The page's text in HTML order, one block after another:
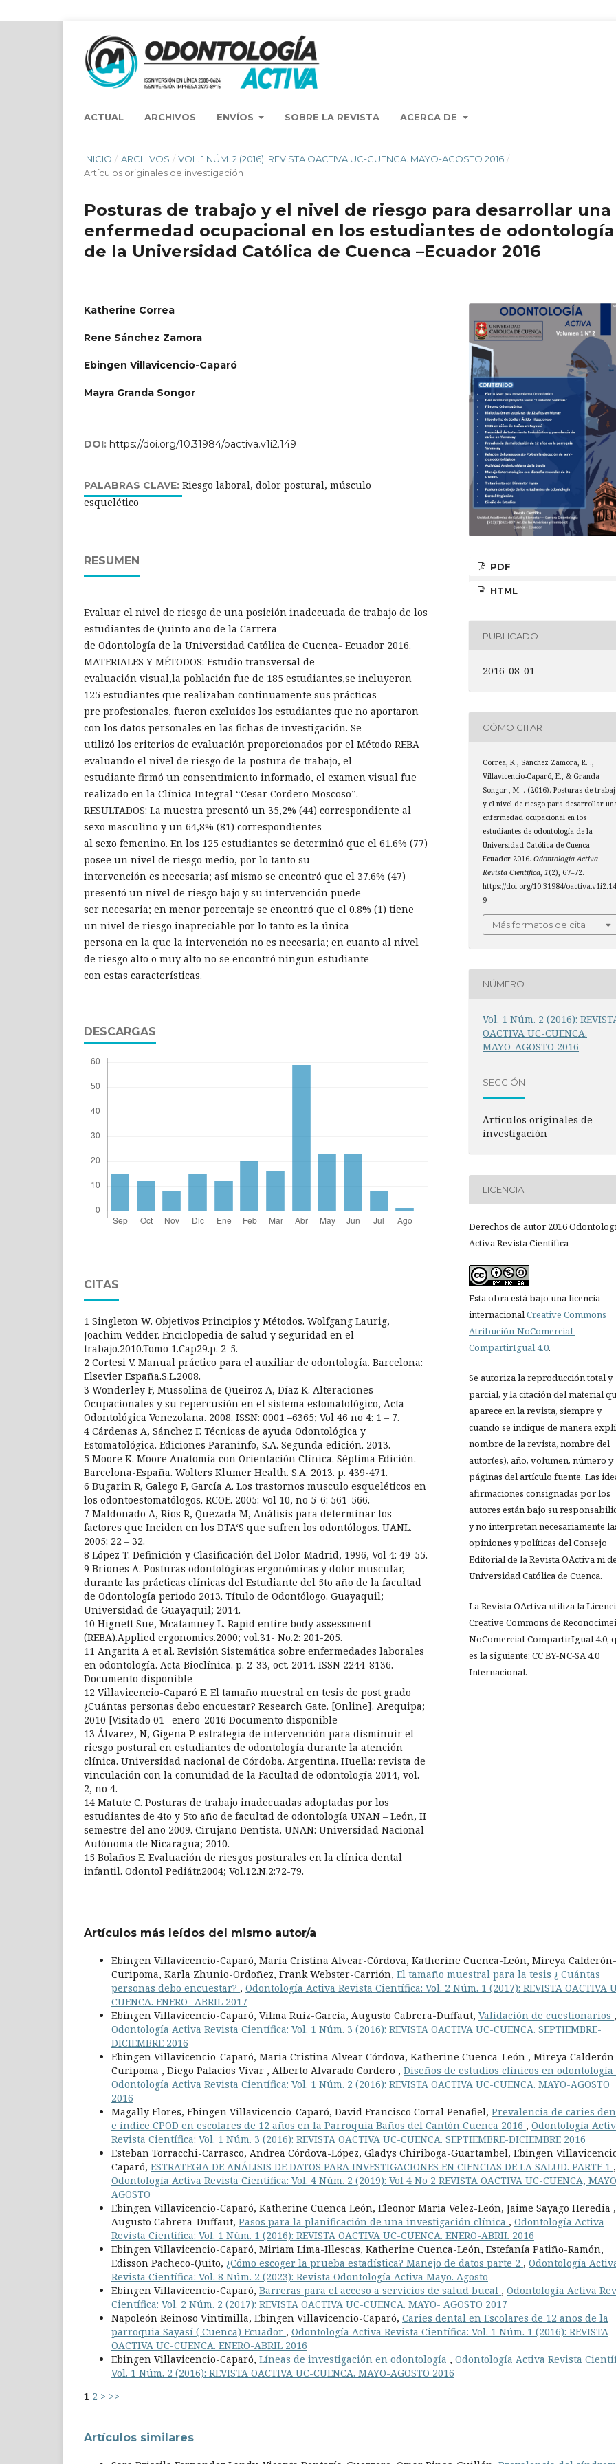
ACTUAL ARCHIVOS ENVÍOS SOBRE LA REVISTA ACERCA DE
INICIO / ARCHIVOS / VOL. 1 NÚM. 2 (2016): REVISTA OACTIVA UC-CUENCA. MAYO-AGOSTO 2016 /
Artículos originales de investigación
Posturas de trabajo y el nivel de riesgo para desarrollar una
enfermedad ocupacional en los estudiantes de odontología
de la Universidad Católica de Cuenca –Ecuador 2016
Katherine Correa
Rene Sánchez Zamora
Ebingen Villavicencio-Caparó
Mayra Granda Songor
DOI: https://doi.org/10.31984/oactiva.v1i2.149
PALABRAS CLAVE: Riesgo laboral, dolor postural, músculo
esquelético
RESUMEN
Evaluar el nivel de riesgo de una posición inadecuada de trabajo de los
estudiantes de Quinto año de la Carrera
de Odontología de la Universidad Católica de Cuenca- Ecuador 2016.
MATERIALES Y MÉTODOS: Estudio transversal de
evaluación visual,la población fue de 185 estudiantes,se incluyeron
125 estudiantes que realizaban continuamente sus prácticas
pre profesionales, fueron excluidos los estudiantes que no aportaron
con los datos personales en las fichas de investigación. Se
utilizó los criterios de evaluación proporcionados por el Método REBA
evaluando el nivel de riesgo de la postura de trabajo, el
estudiante firmó un consentimiento informado, el examen visual fue
realizado en la Clínica Integral “Cesar Cordero Moscoso”.
RESULTADOS: La muestra presentó un 35,2% (44) correspondiente al
sexo masculino y un 64,8% (81) correspondientes
al sexo femenino. En los 125 estudiantes se determinó que el 61.6% (77)
posee un nivel de riesgo medio, por lo tanto su
intervención es necesaria; así mismo se encontró que el 37.6% (47)
presentó un nivel de riesgo bajo y su intervención puede
ser necesaria; en menor porcentaje se encontró que el 0.8% (1) tiene
un nivel de riesgo inapreciable por lo tanto es la única
persona en la que la intervención no es necesaria; en cuanto al nivel
de riesgo alto o muy alto no se encontró ningun estudiante
con estas características.
DESCARGAS
CITAS
1 Singleton W. Objetivos Principios y Métodos. Wolfgang Laurig,
Joachim Vedder. Enciclopedia de salud y seguridad en el
trabajo.2010.Tomo 1.Cap29.p. 2-5.
2 Cortesi V. Manual práctico para el auxiliar de odontología. Barcelona:
Elsevier España.S.L.2008.
3 Wonderley F, Mussolina de Queiroz A, Díaz K. Alteraciones
Ocupacionales y su repercusión en el sistema estomatológico, Acta
Odontológica Venezolana. 2008. ISSN: 0001 –6365; Vol 46 no 4: 1 – 7.
4 Cárdenas A, Sánchez F. Técnicas de ayuda Odontológica y
Estomatológica. Ediciones Paraninfo, S.A. Segunda edición. 2013.
5 Moore K. Moore Anatomía con Orientación Clínica. Séptima Edición.
Barcelona-España. Wolters Klumer Health. S.A. 2013. p. 439-471.
6 Bugarin R, Galego P, García A. Los trastornos musculo esqueléticos en
los odontoestomatólogos. RCOE. 2005: Vol 10, no 5-6: 561-566.
7 Maldonado A, Ríos R, Quezada M, Análisis para determinar los
factores que Inciden en los DTA‘S que sufren los odontólogos. UANL.
2005: 22 – 32.
8 López T. Definición y Clasificación del Dolor. Madrid, 1996, Vol 4: 49-55.
9 Briones A. Posturas odontológicas ergonómicas y dolor muscular,
durante las prácticas clínicas del Estudiante del 5to año de la facultad
de Odontología periodo 2013. Título de Odontólogo. Guayaquil;
Universidad de Guayaquil; 2014.
10 Hignett Sue, Mcatamney L. Rapid entire body assessment
(REBA).Applied ergonomics.2000; vol.31- No.2: 201-205.
11 Angarita A et al. Revisión Sistemática sobre enfermedades laborales
en odontología. Acta Bioclínica. p. 2-33, oct. 2014. ISSN 2244-8136.
Documento disponible
12 Villavicencio-Caparó E. El tamaño muestral en tesis de post grado
¿Cuántas personas debo encuestar? Research Gate. [Online]. Arequipa;
2010 [Visitado 01 –enero-2016 Documento disponible
13 Álvarez, N, Gigena P. estrategia de intervención para disminuir el
riesgo postural en estudiantes de odontología durante la atención
clínica. Universidad nacional de Córdoba. Argentina. Huella: revista de
vinculación con la comunidad de la Facultad de odontología 2014, vol.
2, no 4.
14 Matute C. Posturas de trabajo inadecuadas adoptadas por los
estudiantes de 4to y 5to año de facultad de odontología UNAN – León, II
semestre del año 2009. Cirujano Dentista. UNAN: Universidad Nacional
Autónoma de Nicaragua; 2010.
15 Bolaños E. Evaluación de riesgos posturales en la clínica dental
infantil. Odontol Pediátr.2004; Vol.12.N.2:72-79.
PDF
HTML
PUBLICADO
2016-08-01
CÓMO CITAR
Correa, K., Sánchez Zamora, R. .,
Villavicencio-Caparó, E., & Granda
Songor , M. . (2016). Posturas de
y el nivel de riesgo para desarrollar
enfermedad ocupacional en los
estudiantes de odontología de la
Universidad Católica de Cuenca –
Ecuador 2016.Odontología Activa
Revista Científica,1(2), 67–72.
https://doi.org/10.31984/
9
Más formatos de cita
NÚMERO
Vol. 1 Núm. 2 (2016):
OACTIVA UC-CUENCA.
MAYO-AGOSTO 2016
SECCIÓN
Artículos originales de
investigación
LICENCIA
Derechos de autor 2016
Activa Revista Científica
Esta obra está bajo una licencia
internacionalCreative Commons
Atribución-NoComercial-
CompartirIgual 4.0.
Se autoriza la reproducción total y
parcial, y la citación del material
aparece en la revista, siempre y
cuando se indique de manera
nombre de la revista, nombre del
autor(es), año, volumen, número y
páginas del artículo fuente. Las
afirmaciones consignadas por los
autores están bajo su
y no interpretan necesariamente
opiniones y políticas del Consejo
Editorial de la Revista OActiva ni
Universidad Católica de Cuenca.
La Revista OActiva utiliza la
Creative Commons de
NoComercial-CompartirIgual 4.0,
es la siguiente: CC BY-NC-SA 4.0
Internacional.
Artículos más leídos del mismo autor/a
Ebingen Villavicencio-Caparó, María Cristina Alvear-Córdova, Katherine Cuenca-León, Mireya Calderón-
Curipoma, Karla Zhunio-Ordoñez, Frank Webster-Carrión, El tamaño muestral para la tesis ¿ Cuántas
personas debo encuestar? , Odontología Activa Revista Científica: Vol. 2 Núm. 1 (2017): REVISTA OACTIVA
CUENCA. ENERO- ABRIL 2017
Ebingen Villavicencio-Caparó, Vilma Ruiz-García, Augusto Cabrera-Duffaut, Validación de cuestionarios ,
Odontología Activa Revista Científica: Vol. 1 Núm. 3 (2016): REVISTA OACTIVA UC-CUENCA. SEPTIEMBRE-
DICIEMBRE 2016
Ebingen Villavicencio-Caparó, Maria Cristina Alvear Córdova, Katherine Cuenca-León , Mireya
Curipoma , Diego Palacios Vivar , Alberto Alvarado Cordero , Diseños de estudios clínicos en odontología
Odontología Activa Revista Científica: Vol. 1 Núm. 2 (2016): REVISTA OACTIVA UC-CUENCA. MAYO-AGOSTO
2016
Magally Flores, Ebingen Villavicencio-Caparó, David Francisco Corral Peñafiel, Prevalencia de caries
e índice CPOD en escolares de 12 años en la Parroquia Baños del Cantón Cuenca 2016 , Odontología
Revista Científica: Vol. 1 Núm. 3 (2016): REVISTA OACTIVA UC-CUENCA. SEPTIEMBRE-DICIEMBRE 2016
Esteban Torracchi-Carrasco, Andrea Córdova-López, Gladys Chiriboga-Guartambel, Ebingen
Caparó, ESTRATEGIA DE ANÁLISIS DE DATOS PARA INVESTIGACIONES EN CIENCIAS DE LA SALUD. PARTE 1 ,
Odontología Activa Revista Científica: Vol. 4 Núm. 2 (2019): Vol 4 No 2 REVISTA OACTIVA UC-CUENCA,
AGOSTO
Ebingen Villavicencio-Caparó, Katherine Cuenca León, Eleonor Maria Velez-León, Jaime Sayago Heredia ,
Augusto Cabrera-Duffaut, Pasos para la planificación de una investigación clínica , Odontología Activa
Revista Científica: Vol. 1 Núm. 1 (2016): REVISTA OACTIVA UC-CUENCA. ENERO-ABRIL 2016
Ebingen Villavicencio-Caparó, Miriam Lima-Illescas, Katherine Cuenca-León, Estefanía Patiño-Ramón,
Edisson Pacheco-Quito, ¿Cómo escoger la prueba estadística? Manejo de datos parte 2 , Odontología
Revista Científica: Vol. 8 Núm. 2 (2023): Revista Odontología Activa Mayo. Agosto
Ebingen Villavicencio-Caparó, Barreras para el acceso a servicios de salud bucal , Odontología Activa
Científica: Vol. 2 Núm. 2 (2017): REVISTA OACTIVA UC-CUENCA. MAYO- AGOSTO 2017
Napoleón Reinoso Vintimilla, Ebingen Villavicencio-Caparó, Caries dental en Escolares de 12 años de la
parroquia Sayasí ( Cuenca) Ecuador , Odontología Activa Revista Científica: Vol. 1 Núm. 1 (2016): REVISTA
OACTIVA UC-CUENCA. ENERO-ABRIL 2016
Ebingen Villavicencio-Caparó, Líneas de investigación en odontología , Odontología Activa Revista
Vol. 1 Núm. 2 (2016): REVISTA OACTIVA UC-CUENCA. MAYO-AGOSTO 2016
1 2 > >>
Artículos similares